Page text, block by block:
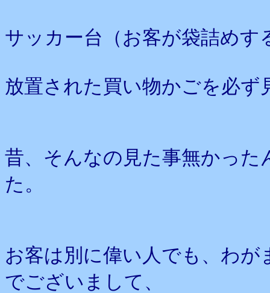
サッカー台（お客が袋詰めす
放置された買い物かごを必
昔、そんなの見た事無かっ
た。
お客は別に偉い人でも、わ
でございまして、